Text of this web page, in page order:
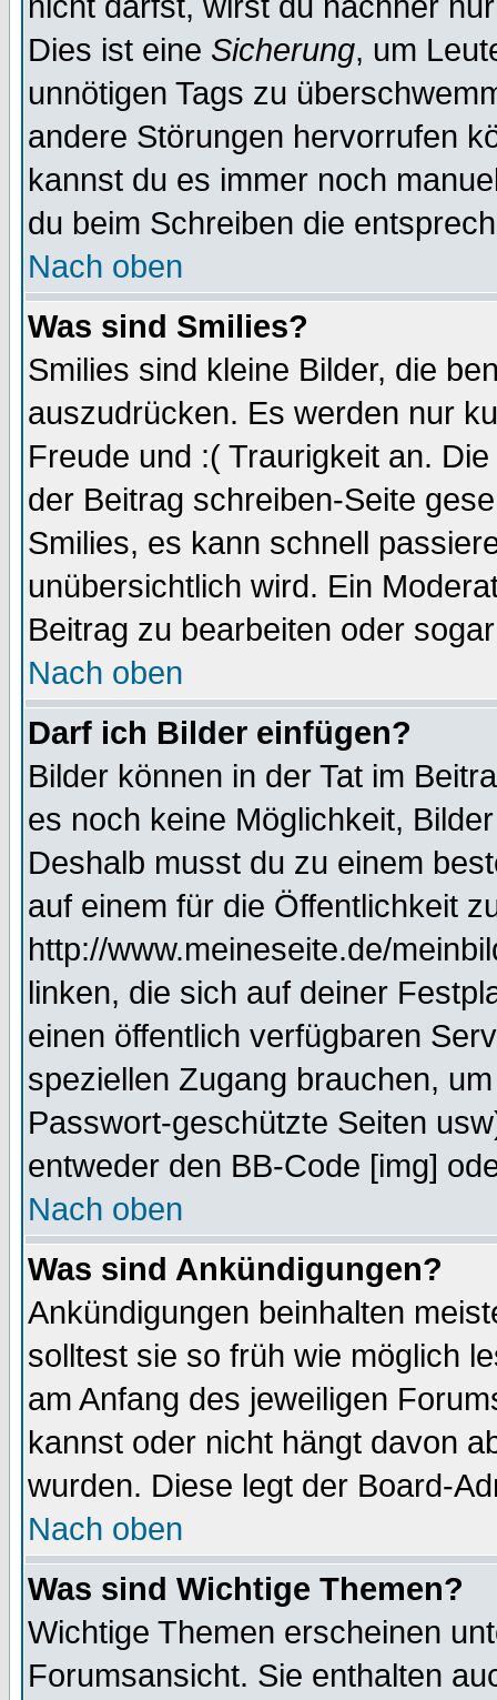
Dies ist eine Sicherung, um
unnötigen Tags zu
andere Störungen hervorrufen
kannst du es immer noch
du beim Schreiben die
Nach oben
Was sind Smilies?
Smilies sind kleine Bilder, die
auszudrücken. Es werden nur
Freude und :( Traurigkeit an.
der Beitrag schreiben-Seite
Smilies, es kann schnell
unübersichtlich wird. Ein
Beitrag zu bearbeiten oder
Nach oben
Darf ich Bilder einfügen?
Bilder können in der Tat im
es noch keine Möglichkeit,
Deshalb musst du zu einem
auf einem für die Öffentlichkeit
http://www.meineseite.de/
linken, die sich auf deiner
einen öffentlich verfügbaren
speziellen Zugang brauchen,
Passwort-geschützte Seiten
entweder den BB-Code [img]
Nach oben
Was sind Ankündigungen?
Ankündigungen beinhalten
solltest sie so früh wie möglich
am Anfang des jeweiligen
kannst oder nicht hängt davon
wurden. Diese legt der Board-
Nach oben
Was sind Wichtige Themen?
Wichtige Themen erscheinen
Forumsansicht. Sie enthalten